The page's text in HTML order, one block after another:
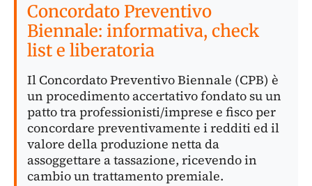
Concordato Preventivo
Biennale: informativa, check
list e liberatoria
Il Concordato Preventivo Biennale (CPB) è
un procedimento accertativo fondato su un
patto tra professionisti/imprese e fisco per
concordare preventivamente i redditi ed il
valore della produzione netta da
assoggettare a tassazione, ricevendo in
cambio un trattamento premiale.